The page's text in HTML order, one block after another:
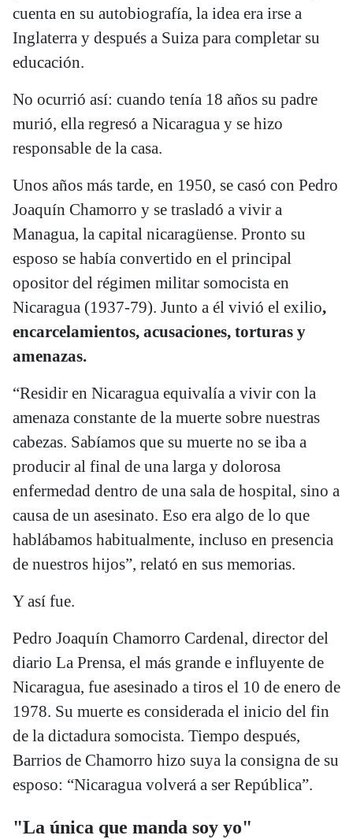
cuenta en su autobiografía, la idea era irse a
Inglaterra y después a Suiza para completar su
educación.
No ocurrió así: cuando tenía 18 años su padre
murió, ella regresó a Nicaragua y se hizo
responsable de la casa.
Unos años más tarde, en 1950, se casó con Pedro
Joaquín Chamorro y se trasladó a vivir a
Managua, la capital nicaragüense. Pronto su
esposo se había convertido en el principal
opositor del régimen militar somocista en
Nicaragua (1937-79). Junto a él vivió el exilio,
encarcelamientos, acusaciones, torturas y
amenazas.
“Residir en Nicaragua equivalía a vivir con la
amenaza constante de la muerte sobre nuestras
cabezas. Sabíamos que su muerte no se iba a
producir al final de una larga y dolorosa
enfermedad dentro de una sala de hospital, sino a
causa de un asesinato. Eso era algo de lo que
hablábamos habitualmente, incluso en presencia
de nuestros hijos”, relató en sus memorias.
Y así fue.
Pedro Joaquín Chamorro Cardenal, director del
diario La Prensa, el más grande e influyente de
Nicaragua, fue asesinado a tiros el 10 de enero de
1978. Su muerte es considerada el inicio del fin
de la dictadura somocista. Tiempo después,
Barrios de Chamorro hizo suya la consigna de su
esposo: “Nicaragua volverá a ser República”.
"La única que manda soy yo"